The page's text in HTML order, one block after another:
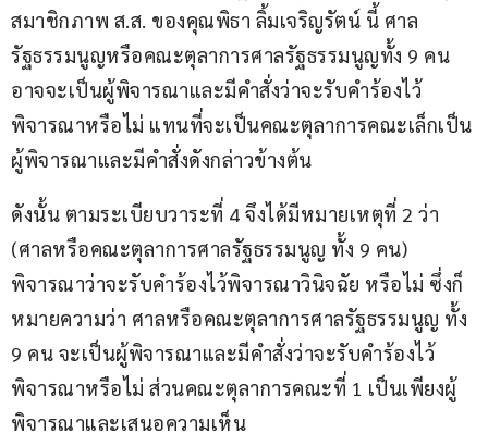
สมาชิกภาพ ส.ส. ของคุณพิธา ลิ้มเจริญรัตน์ นี้ ศาล
รัฐธรรมนูญหรือคณะตุลาการศาลรัฐธรรมนูญทั้ง 9 คน
อาจจะเป็นผู้พิจารณาและมีคำสั่งว่าจะรับคำร้องไว้
พิจารณาหรือไม่ แทนที่จะเป็นคณะตุลาการคณะเล็กเป็น
ผู้พิจารณาและมีคำสั่งดังกล่าวข้างต้น
ดังนั้น ตามระเบียบวาระที่ 4 จึงได้มีหมายเหตุที่ 2 ว่า
(ศาลหรือคณะตุลาการศาลรัฐธรรมนูญ ทั้ง 9 คน)
พิจารณาว่าจะรับคำร้องไว้พิจารณาวินิจฉัย หรือไม่ ซึ่งก็
หมายความว่า ศาลหรือคณะตุลาการศาลรัฐธรรมนูญ ทั้ง
9 คน จะเป็นผู้พิจารณาและมีคำสั่งว่าจะรับคำร้องไว้
พิจารณาหรือไม่ ส่วนคณะตุลาการคณะที่ 1 เป็นเพียงผู้
พิจารณาและเสนอความเห็น